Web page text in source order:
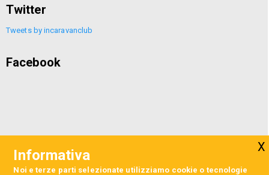
Twitter
Tweets by incaravanclub
Facebook
Informativa
Noi e terze parti selezionate utilizziamo cookie o tecnologie